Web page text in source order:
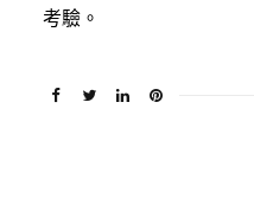
考驗。